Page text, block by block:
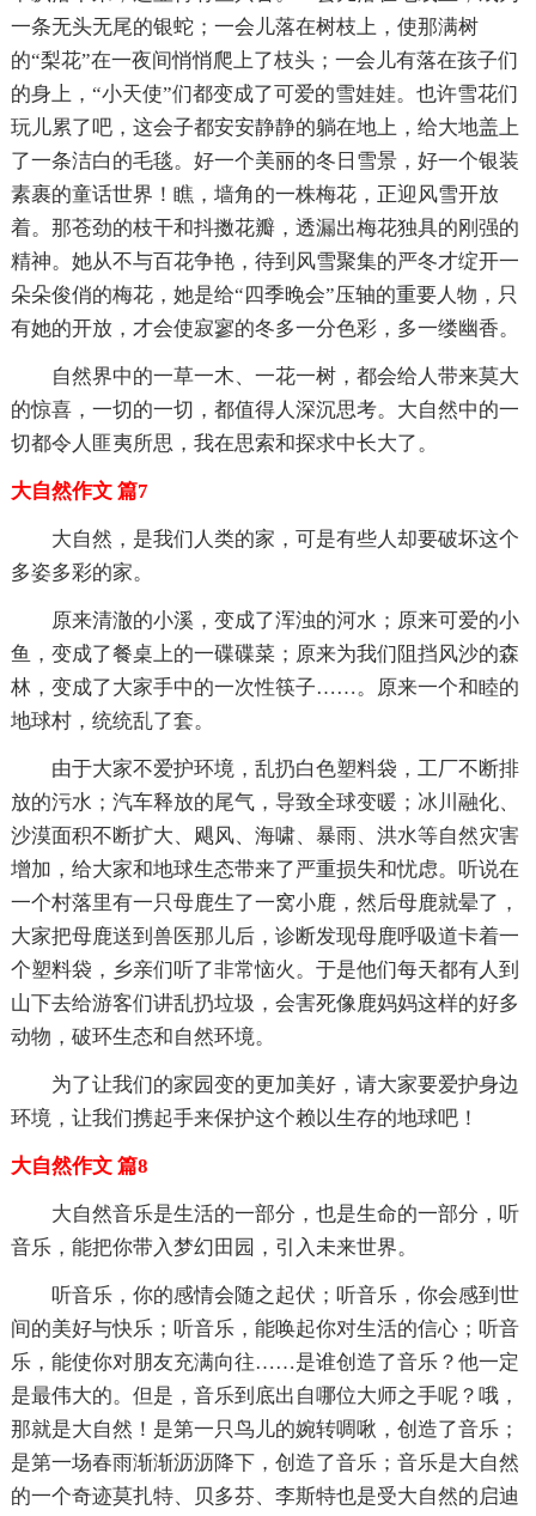
一条无头无尾的银蛇；一会儿落在树枝上，使那满树
的“梨花”在一夜间悄悄爬上了枝头；一会儿有落在孩子们
的身上，“小天使”们都变成了可爱的雪娃娃。也许雪花们
玩儿累了吧，这会子都安安静静的躺在地上，给大地盖上
了一条洁白的毛毯。好一个美丽的冬日雪景，好一个银装
素裹的童话世界！瞧，墙角的一株梅花，正迎风雪开放
着。那苍劲的枝干和抖擞花瓣，透漏出梅花独具的刚强的
精神。她从不与百花争艳，待到风雪聚集的严冬才绽开一
朵朵俊俏的梅花，她是给“四季晚会”压轴的重要人物，只
有她的开放，才会使寂寥的冬多一分色彩，多一缕幽香。
自然界中的一草一木、一花一树，都会给人带来莫大
的惊喜，一切的一切，都值得人深沉思考。大自然中的一
切都令人匪夷所思，我在思索和探求中长大了。
大自然作文 篇7
大自然，是我们人类的家，可是有些人却要破坏这个
多姿多彩的家。
原来清澈的小溪，变成了浑浊的河水；原来可爱的小
鱼，变成了餐桌上的一碟碟菜；原来为我们阻挡风沙的森
林，变成了大家手中的一次性筷子……。原来一个和睦的
地球村，统统乱了套。
由于大家不爱护环境，乱扔白色塑料袋，工厂不断排
放的污水；汽车释放的尾气，导致全球变暖；冰川融化、
沙漠面积不断扩大、飓风、海啸、暴雨、洪水等自然灾害
增加，给大家和地球生态带来了严重损失和忧虑。听说在
一个村落里有一只母鹿生了一窝小鹿，然后母鹿就晕了，
大家把母鹿送到兽医那儿后，诊断发现母鹿呼吸道卡着一
个塑料袋，乡亲们听了非常恼火。于是他们每天都有人到
山下去给游客们讲乱扔垃圾，会害死像鹿妈妈这样的好多
动物，破环生态和自然环境。
为了让我们的家园变的更加美好，请大家要爱护身边
环境，让我们携起手来保护这个赖以生存的地球吧！
大自然作文 篇8
大自然音乐是生活的一部分，也是生命的一部分，听
音乐，能把你带入梦幻田园，引入未来世界。
听音乐，你的感情会随之起伏；听音乐，你会感到世
间的美好与快乐；听音乐，能唤起你对生活的信心；听音
乐，能使你对朋友充满向往……是谁创造了音乐？他一定
是最伟大的。但是，音乐到底出自哪位大师之手呢？哦，
那就是大自然！是第一只鸟儿的婉转啁啾，创造了音乐；
是第一场春雨渐渐沥沥降下，创造了音乐；音乐是大自然
的一个奇迹莫扎特、贝多芬、李斯特也是受大自然的启迪